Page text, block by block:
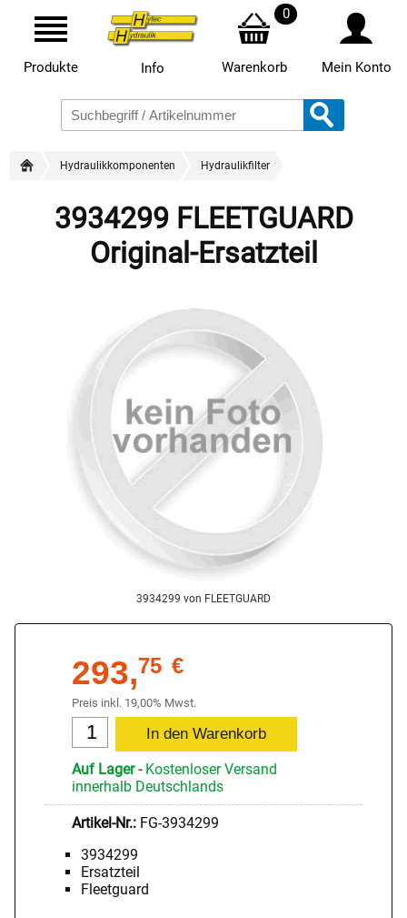
Produkte Info
0
Warenkorb Mein Konto
Hydraulikkomponenten Hydraulikfilter
3934299 FLEETGUARD
Original-Ersatzteil
3934299 von FLEETGUARD
293,75 €
Preis inkl. 19,00% Mwst.
Auf Lager- Kostenloser Versand
innerhalb Deutschlands
Artikel-Nr.: FG-3934299
3934299
Ersatzteil
Fleetguard